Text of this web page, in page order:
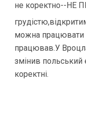
не коректно--НЕ
можна працювати
працював.У
змінив польський
коректні.